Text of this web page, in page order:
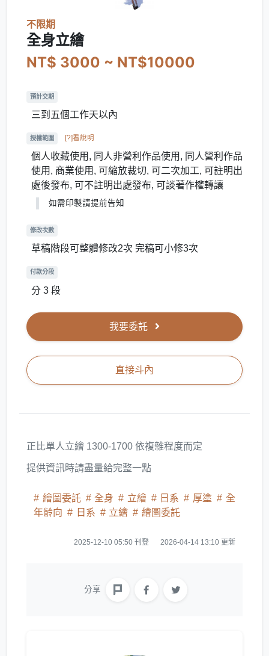
不限期
全身立繪
NT$ 3000 ~ NT$10000
預計交期
三到五個工作天以內
授權範圍 [?]看說明
個人收藏使用, 同人非營利作品使用, 同人營利作品
使用, 商業使用, 可縮放裁切, 可二次加工, 可註明出
處後發布, 可不註明出處發布, 可談著作權轉讓
如需印製請提前告知
修改次數
草稿階段可整體修改2次 完稿可小修3次
付款分段
分 3 段
我要委託
直接斗內
正比單人立繪 1300-1700 依複雜程度而定
提供資訊時請盡量給完整一點
繪圖委託 全身 立繪 日系 厚塗
全
年齡向
日系 立繪 繪圖委託
2025-12-10 05:50 刊登 2026-04-14 13:10 更新
分享